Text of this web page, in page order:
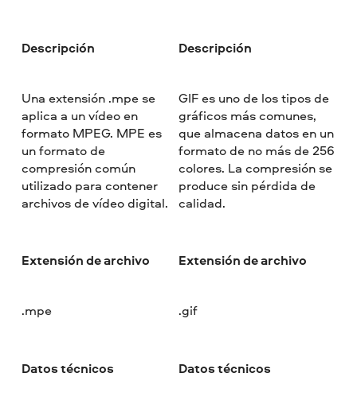
Descripción
Una extensión .mpe se
aplica a un vídeo en
formato MPEG. MPE es
un formato de
compresión común
utilizado para contener
archivos de vídeo digital.
Extensión de archivo
.mpe
Datos técnicos
Descripción
GIF es uno de los tipos de
gráficos más comunes,
que almacena datos en un
formato de no más de 256
colores. La compresión se
produce sin pérdida de
calidad.
Extensión de archivo
.gif
Datos técnicos